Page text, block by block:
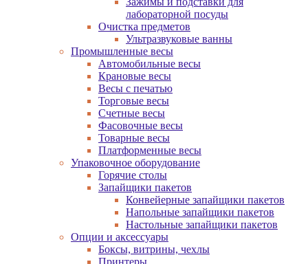
лабораторной посуды
Очистка предметов
Ультразвуковые ванны
Промышленные весы
Автомобильные весы
Крановые весы
Весы с печатью
Торговые весы
Счетные весы
Фасовочные весы
Товарные весы
Платформенные весы
Упаковочное оборудование
Горячие столы
Запайщики пакетов
Конвейерные запайщики пакетов
Напольные запайщики пакетов
Настольные запайщики пакетов
Опции и аксессуары
Боксы, витрины, чехлы
Принтеры